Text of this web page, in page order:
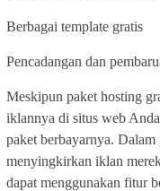
Berbagai template gratis
Pencadangan dan
Meskipun paket hosting
iklannya di situs web
paket berbayarnya.
menyingkirkan iklan
dapat menggunakan fitur